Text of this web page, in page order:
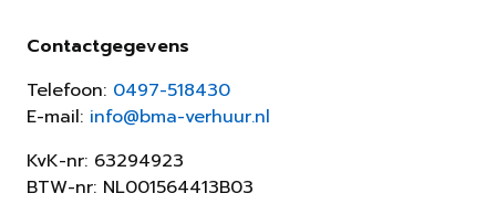
Contactgegevens
Telefoon: 0497-518430
E-mail: info@bma-verhuur.nl
KvK-nr: 63294923
BTW-nr: NL001564413B03